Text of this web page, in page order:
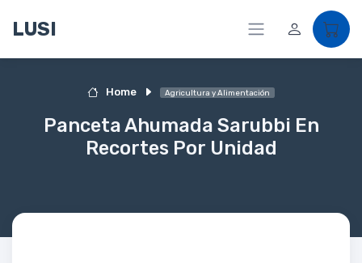
LUSI
Home Agricultura y Alimentación
Panceta Ahumada Sarubbi En
Recortes Por Unidad